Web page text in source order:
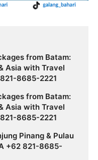
from Batam:
Asia with Travel
8685-2221
from Batam:
Asia with Travel
8685-2221
Pinang & Pulau
+62 821-8685-